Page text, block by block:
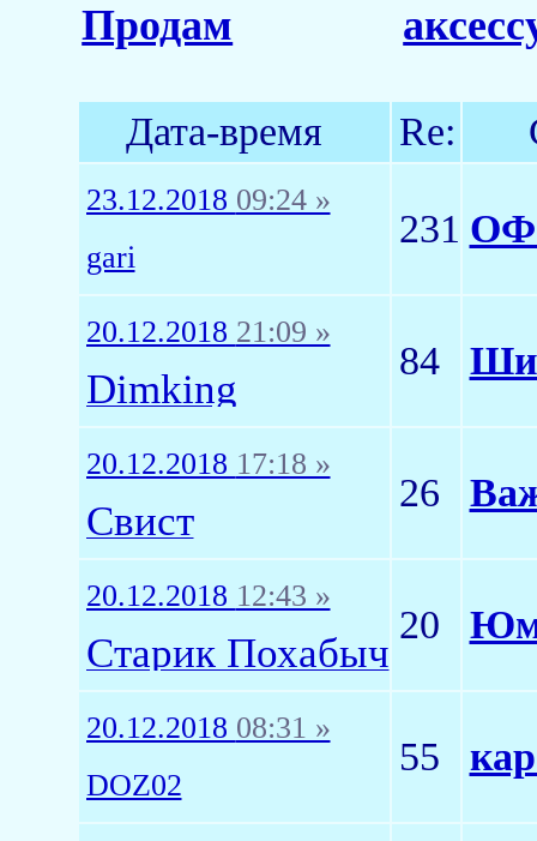
Продам
Дата-время Re:
23.12.2018 09:24 »
gari
231
20.12.2018 21:09 »
Dimking
84
20.12.2018 17:18 »
Свист
26
20.12.2018 12:43 »
Старик Похабыч
20
20.12.2018 08:31 »
DOZ02
55